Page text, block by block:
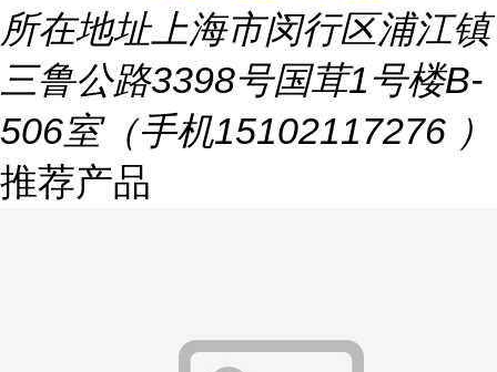
所在地址上海市闵行区浦江镇
三鲁公路3398号国茸1号楼B-
506室（手机15102117276 ）
推荐产品